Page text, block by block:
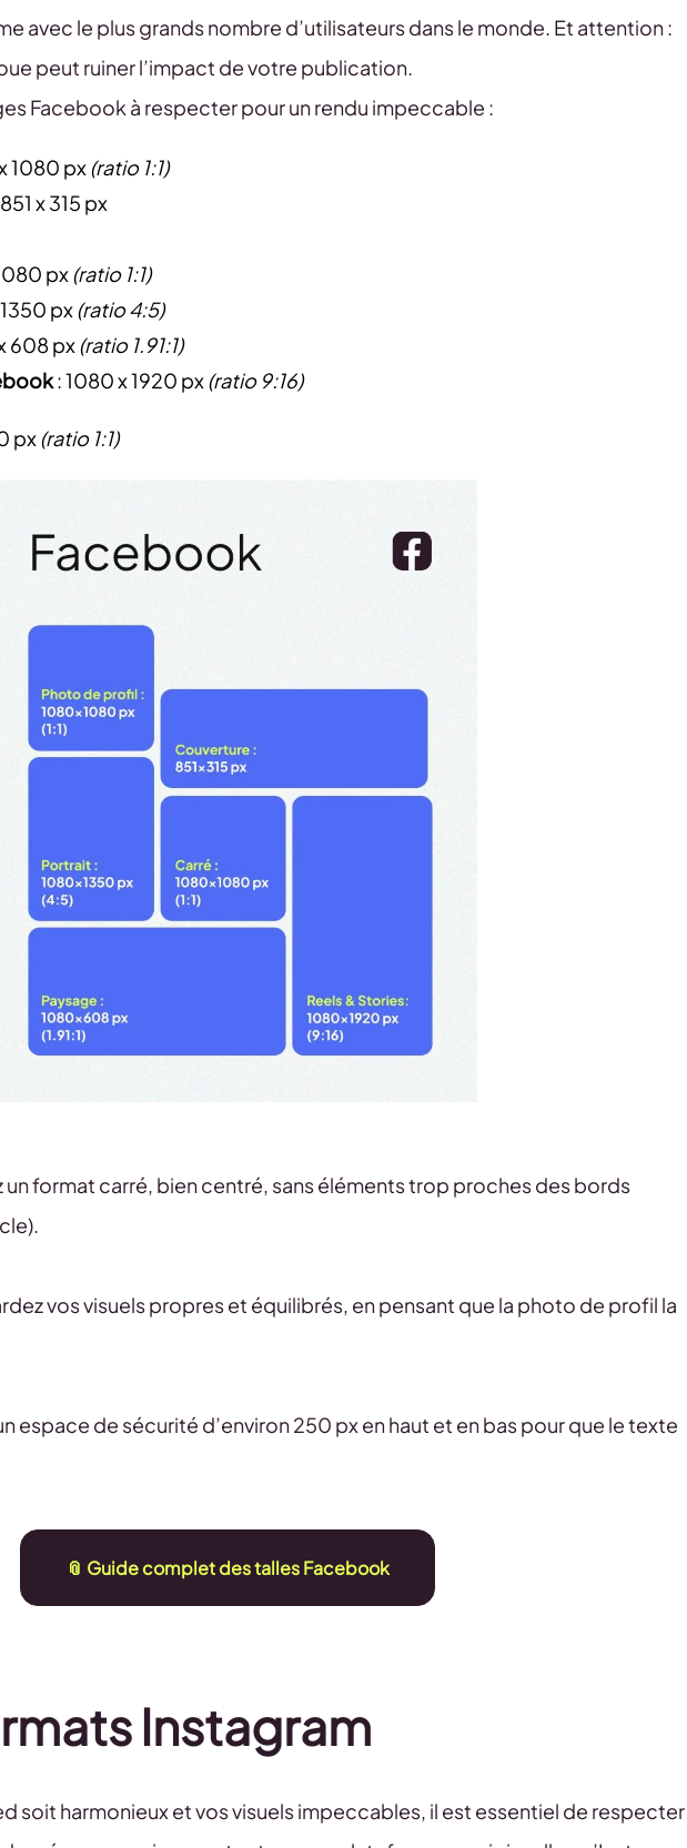
avec le plus grands nombre d’utilisateurs dans le monde. Et attention :
peut ruiner l’impact de votre publication.
Facebook à respecter pour un rendu impeccable :
1080 px(ratio 1:1)
x 315 px
px(ratio 1:1)
px(ratio 4:5)
608 px(ratio 1.91:1)
: 1080 x 1920 px(ratio 9:16)
px(ratio 1:1)
un format carré, bien centré, sans éléments trop proches des bords
vos visuels propres et équilibrés, en pensant que la photo de profil la
espace de sécurité d’environ 250 px en haut et en bas pour que le texte
📎 Guide complet des talles Facebook
Instagram
soit harmonieux et vos visuels impeccables, il est essentiel de respecter